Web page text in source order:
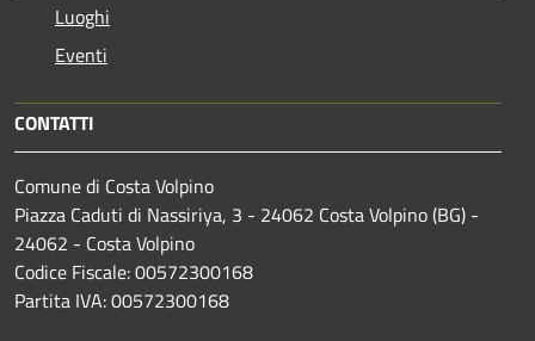
Luoghi
Eventi
CONTATTI
Comune di Costa Volpino
Piazza Caduti di Nassiriya, 3 - 24062 Costa Volpino (BG) -
24062 - Costa Volpino
Codice Fiscale: 00572300168
Partita IVA: 00572300168